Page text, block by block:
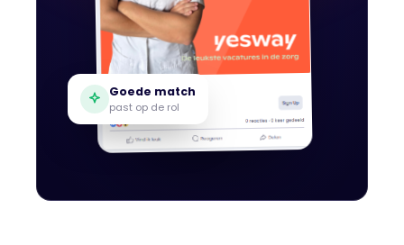
Goede match
past op de rol